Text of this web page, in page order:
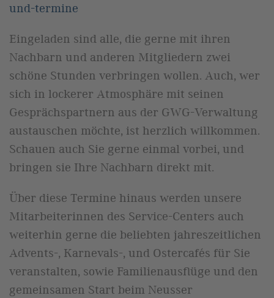
und-termine
Eingeladen sind alle, die gerne mit ihren
Nachbarn und anderen Mitgliedern zwei
schöne Stunden verbringen wollen. Auch, wer
sich in lockerer Atmosphäre mit seinen
Gesprächspartnern aus der GWG-Verwaltung
austauschen möchte, ist herzlich willkommen.
Schauen auch Sie gerne einmal vorbei, und
bringen sie Ihre Nachbarn direkt mit.
Über diese Termine hinaus werden unsere
Mitarbeiterinnen des Service-Centers auch
weiterhin gerne die beliebten jahreszeitlichen
Advents-, Karnevals-, und Ostercafés für Sie
veranstalten, sowie Familienausflüge und den
gemeinsamen Start beim Neusser